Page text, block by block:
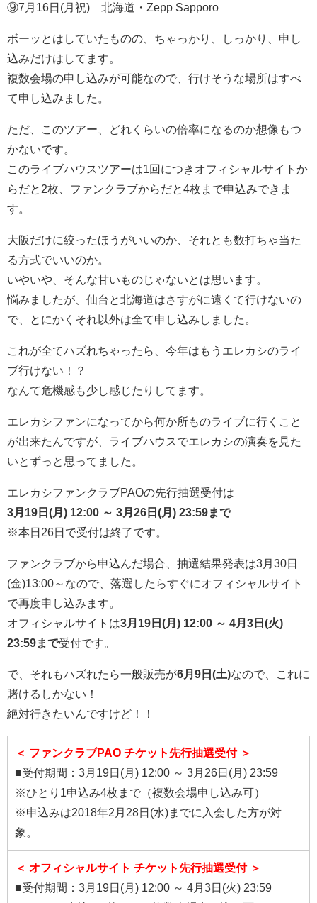
⑨7月16日(月祝) 北海道・Zepp Sapporo
ボーッとはしていたものの、ちゃっかり、しっかり、申し
込みだけはしてます。
複数会場の申し込みが可能なので、行けそうな場所はすべ
て申し込みました。
ただ、このツアー、どれくらいの倍率になるのか想像もつ
かないです。
このライブハウスツアーは1回につきオフィシャルサイトか
らだと2枚、ファンクラブからだと4枚まで申込みできま
す。
大阪だけに絞ったほうがいいのか、それとも数打ちゃ当た
る方式でいいのか。
いやいや、そんな甘いものじゃないとは思います。
悩みましたが、仙台と北海道はさすがに遠くて行けないの
で、とにかくそれ以外は全て申し込みしました。
これが全てハズれちゃったら、今年はもうエレカシのライ
ブ行けない！？
なんて危機感も少し感じたりしてます。
エレカシファンになってから何か所ものライブに行くこと
が出来たんですが、ライブハウスでエレカシの演奏を見た
いとずっと思ってました。
エレカシファンクラブPAOの先行抽選受付は
3月19日(月) 12:00 ～ 3月26日(月) 23:59まで
※本日26日で受付は終了です。
ファンクラブから申込んだ場合、抽選結果発表は3月30日
(金)13:00～なので、落選したらすぐにオフィシャルサイト
で再度申し込みます。
オフィシャルサイトは3月19日(月) 12:00 ～ 4月3日(火)
23:59まで受付です。
で、それもハズれたら一般販売が6月9日(土)なので、これに
賭けるしかない！
絶対行きたいんですけど！！
＜ ファンクラブPAO チケット先行抽選受付 ＞
■受付期間：3月19日(月) 12:00 ～ 3月26日(月) 23:59
※ひとり1申込み4枚まで（複数会場申し込み可）
※申込みは2018年2月28日(水)までに入会した方が対
象。
＜ オフィシャルサイト チケット先行抽選受付 ＞
■受付期間：3月19日(月) 12:00 ～ 4月3日(火) 23:59